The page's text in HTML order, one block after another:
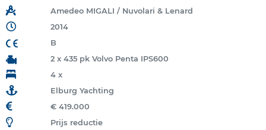
Amedeo MIGALI / Nuvolari & Lenard
2014
B
2 x 435 pk Volvo Penta IPS600
4 x
Elburg Yachting
€ 419.000
Prijs reductie